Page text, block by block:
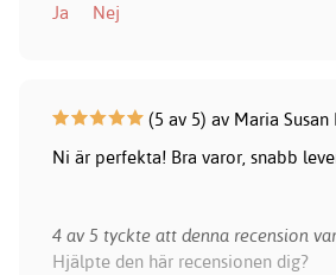
Ja
Nej
(5 av 5) av Maria Susan
Ni är perfekta! Bra varor, snabb
4 av 5 tyckte att denna recension
Hjälpte den här recensionen dig?